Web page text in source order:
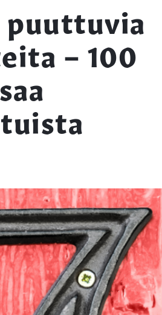
puuttuvia
– 100